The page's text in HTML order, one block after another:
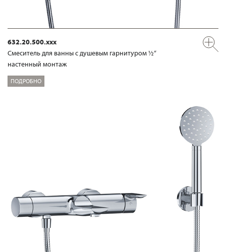
632.20.500.xxx
Смеситель для ванны с душевым гарнитуром ½“
настенный монтаж
ПОДРОБНО